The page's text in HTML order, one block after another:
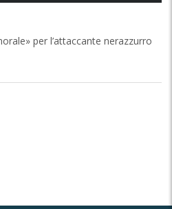
per l’attaccante nerazzurro